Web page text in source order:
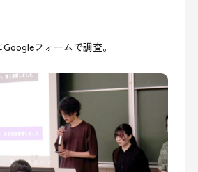
フォームで調査。